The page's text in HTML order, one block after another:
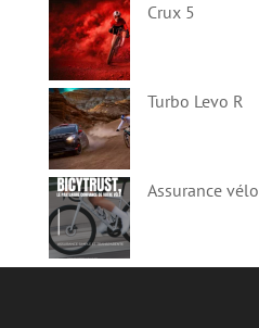
Crux 5
Turbo Levo R
Assurance vélo